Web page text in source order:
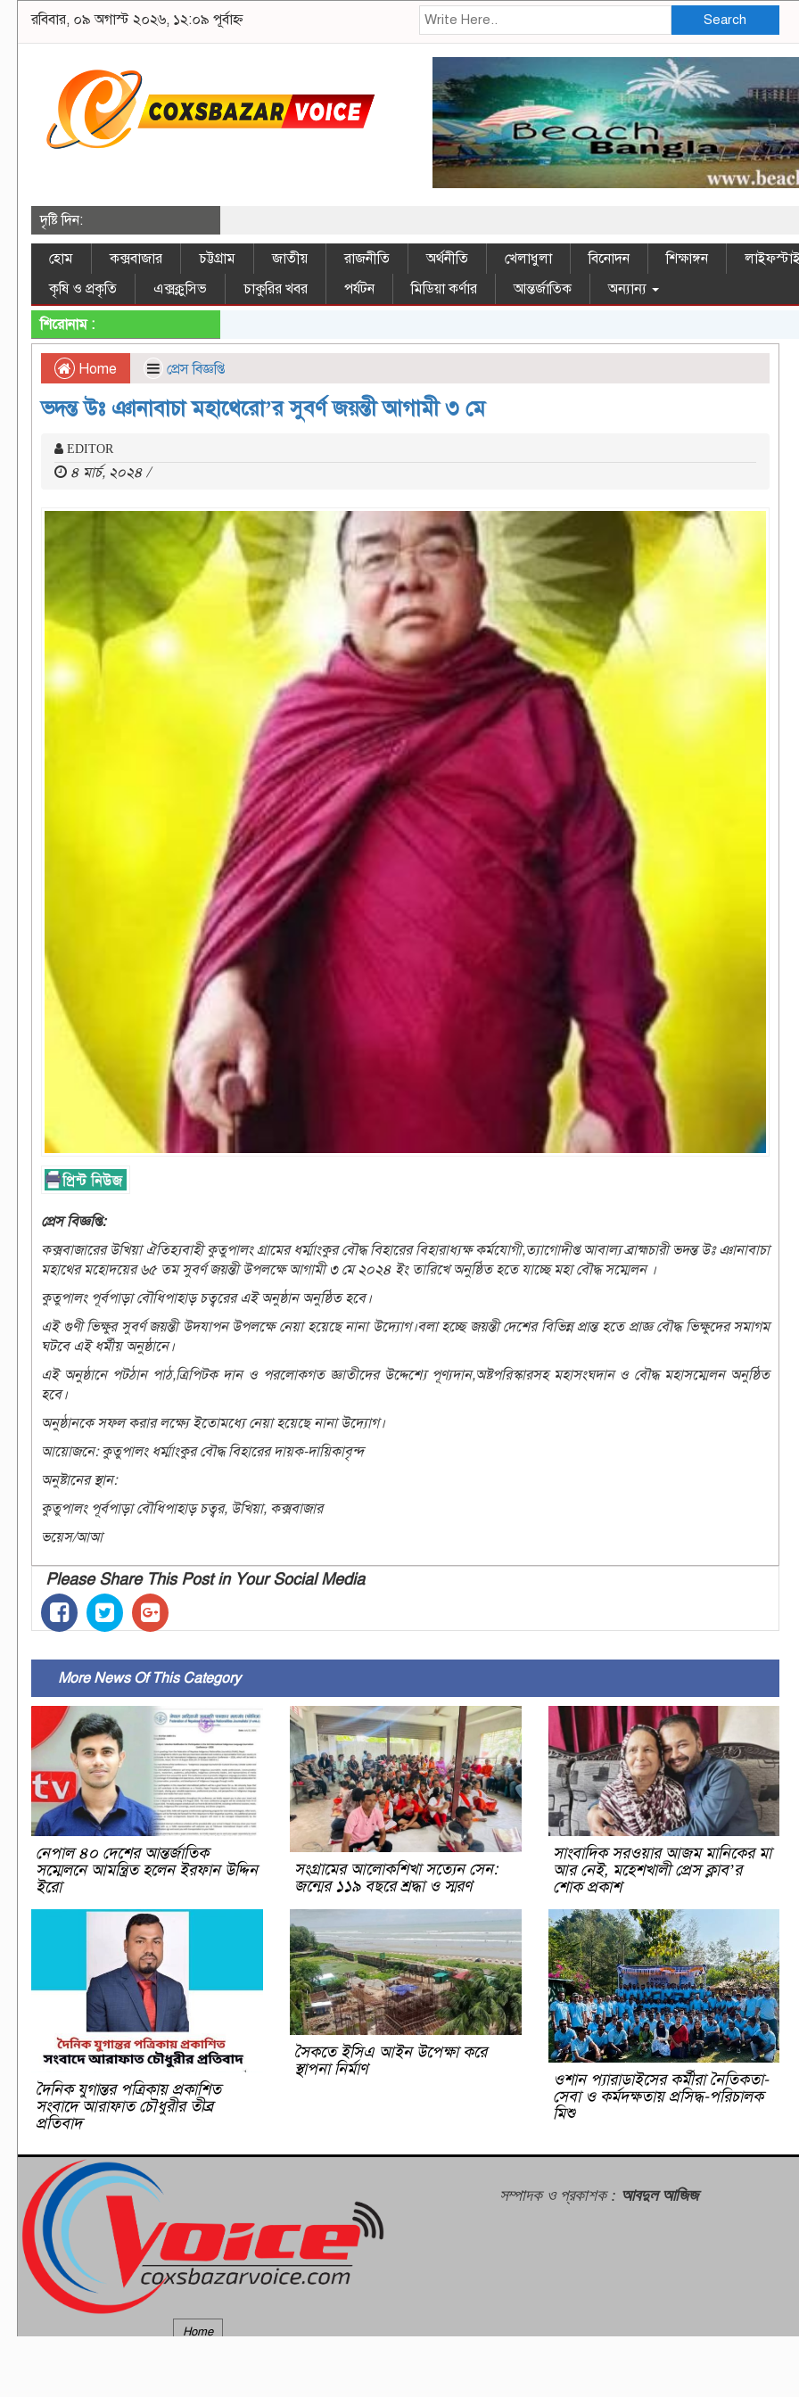
রবিবার, ০৯ অগাস্ট ২০২৬, ১২:০৯ পূর্বাহ্ন Search
দৃষ্টি দিন:
হোম কক্সবাজার চট্টগ্রাম জাতীয় রাজনীতি অর্থনীতি খেলাধুলা বিনোদন শিক্ষাঙ্গন
কৃষি ও প্রকৃতি
এক্সক্লুসিভ চাকুরির খবর পর্যটন মিডিয়া কর্ণার আন্তর্জাতিক
অন্যান্য
শিরোনাম :
Home প্রেস বিজ্ঞপ্তি
ভদন্ত উঃ ঞানাবাচা মহাথেরো’র সুবর্ণ জয়ন্তী আগামী ৩ মে
EDITOR
৪ মার্চ, ২০২৪ /
প্রেস বিজ্ঞপ্তি:
কক্সবাজারের উখিয়া ঐতিহ্যবাহী কুতুপালং গ্রামের ধর্ম্মাংকুর বৌদ্ধ বিহারের বিহারাধ্যক্ষ কর্মযোগী,ত্যাগোদীপ্ত আবাল্য ব্রাহ্মচারী ভদন্ত উঃ ঞানাবাচা
মহাথের মহোদয়ের ৬৫ তম সুবর্ণ জয়ন্তী উপলক্ষে আগামী ৩ মে ২০২৪ ইং তারিখে অনুষ্ঠিত হতে যাচ্ছে মহা বৌদ্ধ সম্মেলন ।
কুতুপালং পূর্বপাড়া বৌধিপাহাড় চত্বরের এই অনুষ্ঠান অনুষ্ঠিত হবে।
এই গুণী ভিক্ষুর সুবর্ণ জয়ন্তী উদযাপন উপলক্ষে নেয়া হয়েছে নানা উদ্যোগ।বলা হচ্ছে জয়ন্তী দেশের বিভিন্ন প্রান্ত হতে প্রাজ্ঞ বৌদ্ধ ভিক্ষুদের সমাগম
ঘটবে এই ধর্মীয় অনুষ্ঠানে।
এই অনুষ্ঠানে পট্ঠান পাঠ,ত্রিপিটক দান ও পরলোকগত জ্ঞাতীদের উদ্দেশ্যে পূণ্যদান,অষ্টপরিস্কারসহ মহাসংঘদান ও বৌদ্ধ মহাসম্মেলন অনুষ্ঠিত
হবে।
অনুষ্ঠানকে সফল করার লক্ষ্যে ইতোমধ্যে নেয়া হয়েছে নানা উদ্যোগ।
আয়োজনে: কুতুপালং ধর্ম্মাংকুর বৌদ্ধ বিহারের দায়ক-দায়িকাবৃন্দ
অনুষ্টানের স্থান:
কুতুপালং পূর্বপাড়া বৌধিপাহাড় চত্বর, উখিয়া, কক্সবাজার
ভয়েস/আআ
Please Share This Post in Your Social Media
More News Of This Category
নেপাল ৪০ দেশের আন্তর্জাতিক
সম্মেলনে আমন্ত্রিত হলেন ইরফান উদ্দিন
ইরো
সংগ্রামের আলোকশিখা সত্যেন সেন:
জন্মের ১১৯ বছরে শ্রদ্ধা ও স্মরণ
সাংবাদিক সরওয়ার আজম মানিকের মা
আর নেই, মহেশখালী প্রেস ক্লাব’র
শোক প্রকাশ
দৈনিক যুগান্তর পত্রিকায় প্রকাশিত
সংবাদে আরাফাত চৌধুরীর তীব্র
প্রতিবাদ
সৈকতে ইসিএ আইন উপেক্ষা করে
স্থাপনা নির্মাণ
ওশান প্যারাডাইসের কর্মীরা নৈতিকতা-
সেবা ও কর্মদক্ষতায় প্রসিদ্ধ-পরিচালক
মিশু
Home
সম্পাদক ও প্রকাশক: আবদুল আজিজ